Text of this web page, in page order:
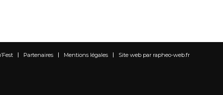
Partenaires Mentions légales Site web par rapheo-web.fr